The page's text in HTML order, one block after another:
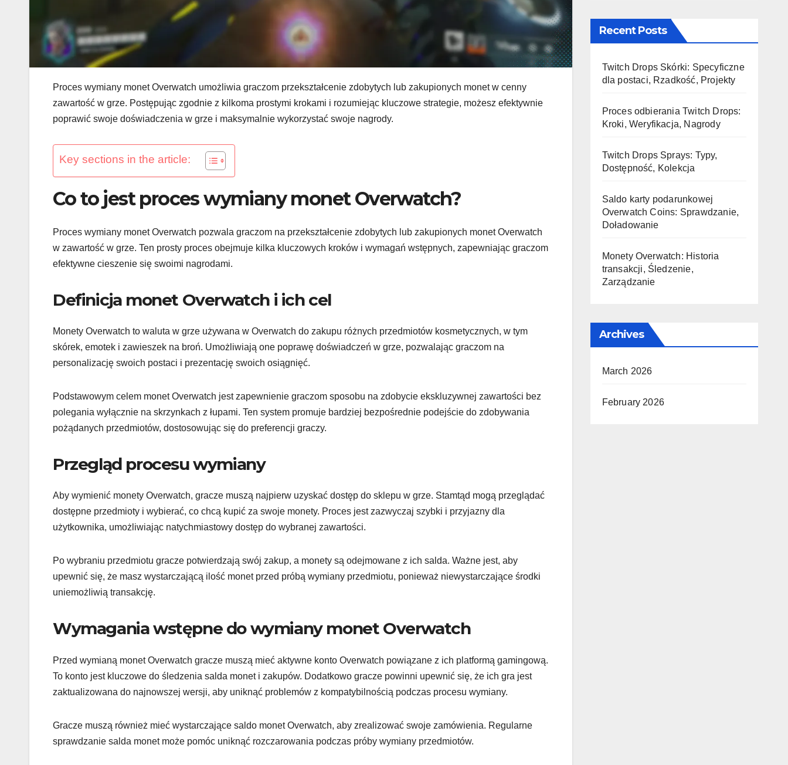
Proces wymiany monet Overwatch umożliwia graczom przekształcenie zdobytych lub zakupionych monet w cenny
zawartość w grze. Postępując zgodnie z kilkoma prostymi krokami i rozumiejąc kluczowe strategie, możesz efektywnie
poprawić swoje doświadczenia w grze i maksymalnie wykorzystać swoje nagrody.
Key sections in the article:
Co to jest proces wymiany monet Overwatch?
Proces wymiany monet Overwatch pozwala graczom na przekształcenie zdobytych lub zakupionych monet Overwatch
w zawartość w grze. Ten prosty proces obejmuje kilka kluczowych kroków i wymagań wstępnych, zapewniając graczom
efektywne cieszenie się swoimi nagrodami.
Definicja monet Overwatch i ich cel
Monety Overwatch to waluta w grze używana w Overwatch do zakupu różnych przedmiotów kosmetycznych, w tym
skórek, emotek i zawieszek na broń. Umożliwiają one poprawę doświadczeń w grze, pozwalając graczom na
personalizację swoich postaci i prezentację swoich osiągnięć.
Podstawowym celem monet Overwatch jest zapewnienie graczom sposobu na zdobycie ekskluzywnej zawartości bez
polegania wyłącznie na skrzynkach z łupami. Ten system promuje bardziej bezpośrednie podejście do zdobywania
pożądanych przedmiotów, dostosowując się do preferencji graczy.
Przegląd procesu wymiany
Aby wymienić monety Overwatch, gracze muszą najpierw uzyskać dostęp do sklepu w grze. Stamtąd mogą przeglądać
dostępne przedmioty i wybierać, co chcą kupić za swoje monety. Proces jest zazwyczaj szybki i przyjazny dla
użytkownika, umożliwiając natychmiastowy dostęp do wybranej zawartości.
Po wybraniu przedmiotu gracze potwierdzają swój zakup, a monety są odejmowane z ich salda. Ważne jest, aby
upewnić się, że masz wystarczającą ilość monet przed próbą wymiany przedmiotu, ponieważ niewystarczające środki
uniemożliwią transakcję.
Wymagania wstępne do wymiany monet Overwatch
Przed wymianą monet Overwatch gracze muszą mieć aktywne konto Overwatch powiązane z ich platformą gamingową.
To konto jest kluczowe do śledzenia salda monet i zakupów. Dodatkowo gracze powinni upewnić się, że ich gra jest
zaktualizowana do najnowszej wersji, aby uniknąć problemów z kompatybilnością podczas procesu wymiany.
Gracze muszą również mieć wystarczające saldo monet Overwatch, aby zrealizować swoje zamówienia. Regularne
sprawdzanie salda monet może pomóc uniknąć rozczarowania podczas próby wymiany przedmiotów.
Recent Posts
Twitch Drops Skórki: Specyficzne
dla postaci, Rzadkość, Projekty
Proces odbierania Twitch Drops:
Kroki, Weryfikacja, Nagrody
Twitch Drops Sprays: Typy,
Dostępność, Kolekcja
Saldo karty podarunkowej
Overwatch Coins: Sprawdzanie,
Doładowanie
Monety Overwatch: Historia
transakcji, Śledzenie,
Zarządzanie
Archives
March 2026
February 2026